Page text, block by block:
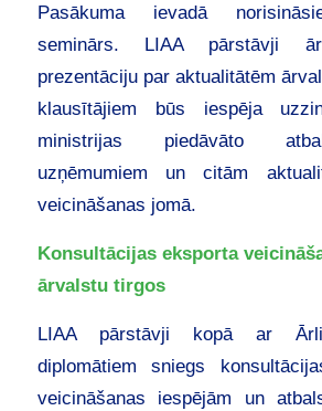
Pasākuma ievadā
seminārs. LIAA pārstāvji
prezentāciju par aktualitātēm
klausītājiem būs iespēja
ministrijas piedāvāto
uzņēmumiem un citām
veicināšanas jomā.
Konsultācijas eksporta
ārvalstu tirgos
LIAA pārstāvji kopā ar
diplomātiem sniegs
veicināšanas iespējām un